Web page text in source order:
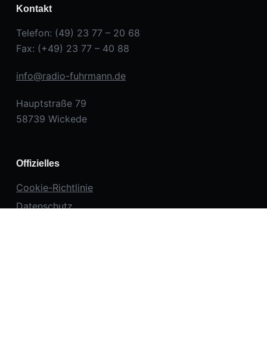
Kontakt
Telefon: (49) 23 77 – 20 68
Fax: (+49) 23 77 – 40 88
info@radio-fuhrmann.de
Hauptstraße 79
58739 Wickede
Offizielles
Cookie-Richtlinie
Datenschutz